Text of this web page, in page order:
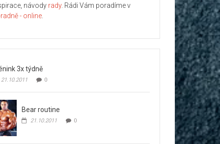
návody rady. Rádi Vám poradíme v
- online
3x týdně
21.10.2011 0
Bear routine
21.10.2011 0